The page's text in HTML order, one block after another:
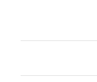
ayda habibnejad